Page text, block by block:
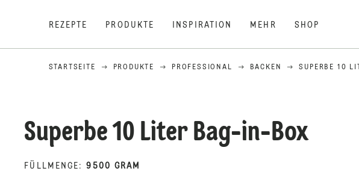
REZEPTE PRODUKTE INSPIRATION MEHR SHOP
STARTSEITE PRODUKTE PROFESSIONAL BACKEN SUPERBE 10
Superbe 10 Liter Bag-in-Box
FÜLLMENGE : 9500 GRAM